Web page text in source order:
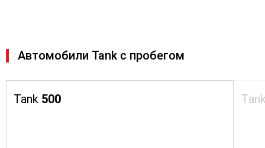
Автомобили Tank с пробегом
Tank 500